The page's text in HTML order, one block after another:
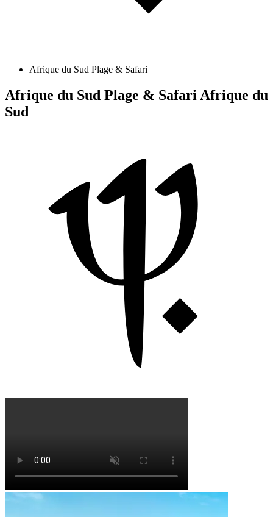
Afrique du Sud Plage & Safari
Afrique du Sud Plage & SafariAfrique du
Sud